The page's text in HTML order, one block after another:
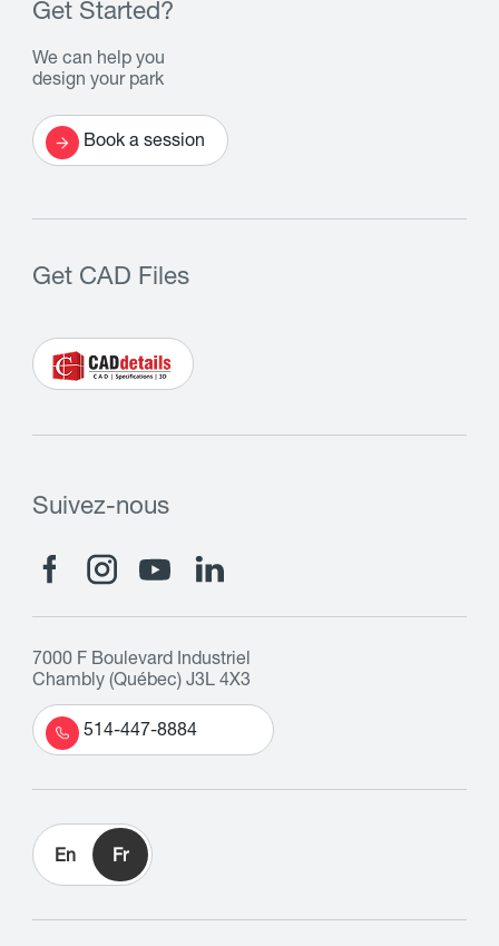
Get Started?
We can help you
design your park
Book a session
Get CAD Files
Suivez-nous
7000 F Boulevard Industriel
Chambly (Québec) J3L 4X3
514-447-8884
En Fr